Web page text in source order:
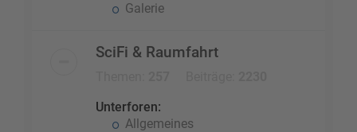
Galerie
SciFi & Raumfahrt
Unterforen:
Allgemeines